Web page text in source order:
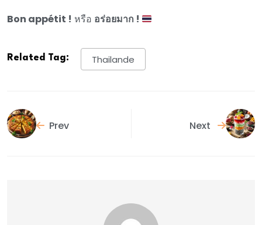
Bon appétit ! หรือ อร่อยมาก !
Related Tag: Thailande
Prev Next